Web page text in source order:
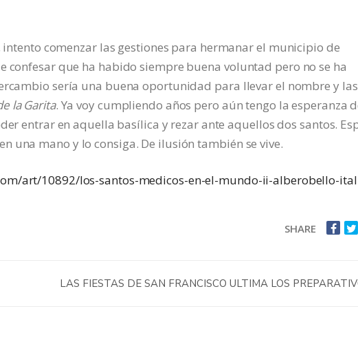
intento comenzar las gestiones para hermanar el municipio de
confesar que ha habido siempre buena voluntad pero no se ha
sería una buena oportunidad para llevar el nombre y las
la Garita. Ya voy cumpliendo años pero aún tengo la esperanza
entrar en aquella basílica y rezar ante aquellos dos santos.
una mano y lo consiga. De ilusión también se vive.
art/10892/los-santos-medicos-en-el-mundo-ii-alberobello-
SHARE
LAS FIESTAS DE SAN FRANCISCO ULTIMA LOS